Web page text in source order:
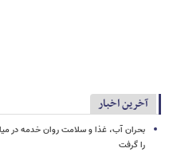
آخرین اخبار
بحران آب، غذا و سلامت روان خدمه در
را گرفت